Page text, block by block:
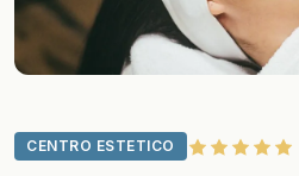
CENTRO ESTETICO